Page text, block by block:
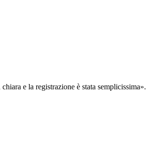
e la registrazione è stata semplicissima».